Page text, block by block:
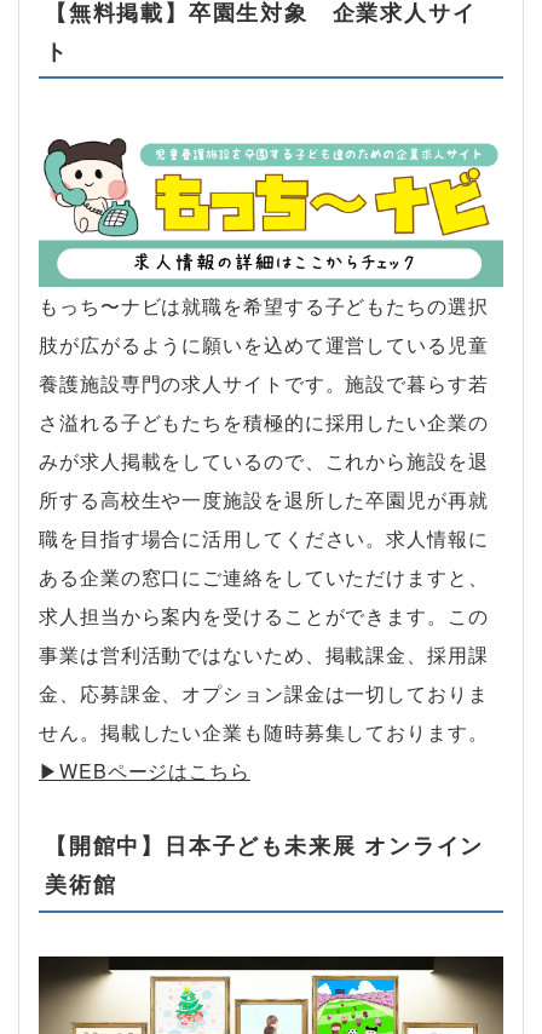
【無料掲載】卒園生対象 企業求人サイ
ト
もっち〜ナビは就職を希望する子どもたちの選択
肢が広がるように願いを込めて運営している児童
養護施設専門の求人サイトです。施設で暮らす若
さ溢れる子どもたちを積極的に採用したい企業の
みが求人掲載をしているので、これから施設を退
所する高校生や一度施設を退所した卒園児が再就
職を目指す場合に活用してください。求人情報に
ある企業の窓口にご連絡をしていただけますと、
求人担当から案内を受けることができます。この
事業は営利活動ではないため、掲載課金、採用課
金、応募課金、オプション課金は一切しておりま
せん。掲載したい企業も随時募集しております。
▶︎WEBページはこちら
【開館中】日本子ども未来展 オンライン
美術館